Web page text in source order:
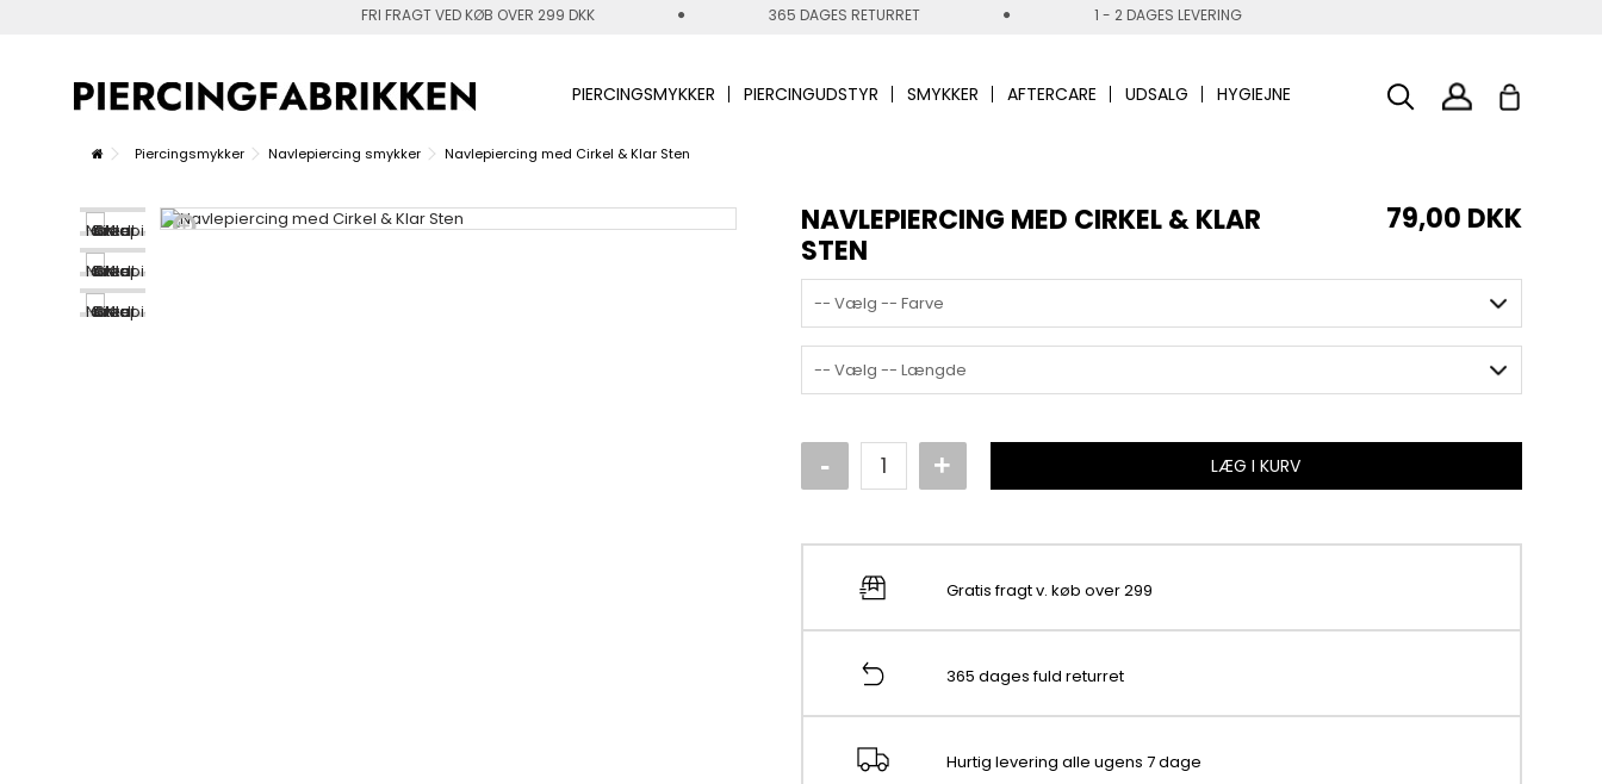
FRI FRAGT VED KØB OVER 299 DKK 365 DAGES RETURRET 1 - 2 DAGES LEVERING
PIERCINGSMYKKER PIERCINGUDSTYR SMYKKER AFTERCARE UDSALG HYGIEJNE
Piercingsmykker Navlepiercing smykker Navlepiercing med Cirkel & Klar Sten
NAVLEPIERCING MED CIRKEL & KLAR
STEN
79,00 DKK
-- Vælg -- Farve
-- Vælg -- Længde
LÆG I KURV
Gratis fragt v. køb over 299
365 dages fuld returret
Hurtig levering alle ugens 7 dage